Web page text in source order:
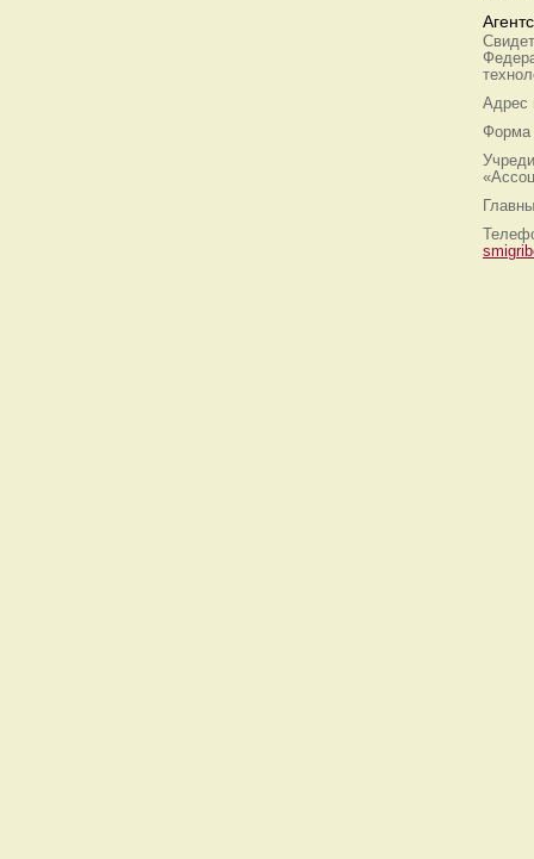
Адрес
Форма